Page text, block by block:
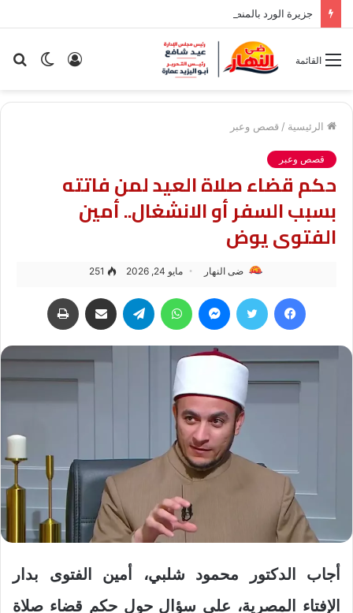
جزيرة الورد بالمنصورة يحتضن بطولة التنس الدولية للناشئين
الوضع تسجيل
القائمة
الرئيسية / قصص وعبر
قصص وعبر
حكم قضاء صلاة العيد لمن فاتته
بسبب السفر أو الانشغال.. أمين
الفتوى يوض
ضى النهار مايو 24, 2026 251
فيسبوك تويتر ماسنجر واتساب تيلقرام مشاركة عبر البريد
أجاب الدكتور محمود شلبي، أمين الفتوى بدار
الإفتاء المصرية، على سؤال حول حكم قضاء صلاة